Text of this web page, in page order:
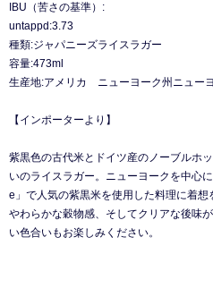
IBU（苦さの基準）:
untappd:3.73
種類:ジャパニーズライスラガー
容量:473ml
生産地:アメリカ ニューヨーク州ニュー
【インポーターより】
紫黒色の古代米とドイツ産のノーブルホ
いのライスラガー。ニューヨークを中心
e」で人気の紫黒米を使用した料理に着
やわらかな穀物感、そしてクリアな後味
い色合いもお楽しみください。